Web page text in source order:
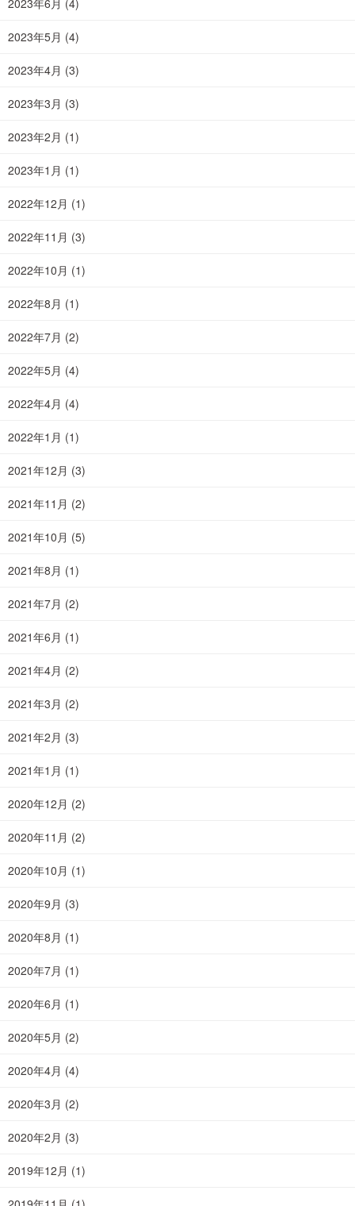
2023年6月 (4)
2023年5月 (4)
2023年4月 (3)
2023年3月 (3)
2023年2月 (1)
2023年1月 (1)
2022年12月 (1)
2022年11月 (3)
2022年10月 (1)
2022年8月 (1)
2022年7月 (2)
2022年5月 (4)
2022年4月 (4)
2022年1月 (1)
2021年12月 (3)
2021年11月 (2)
2021年10月 (5)
2021年8月 (1)
2021年7月 (2)
2021年6月 (1)
2021年4月 (2)
2021年3月 (2)
2021年2月 (3)
2021年1月 (1)
2020年12月 (2)
2020年11月 (2)
2020年10月 (1)
2020年9月 (3)
2020年8月 (1)
2020年7月 (1)
2020年6月 (1)
2020年5月 (2)
2020年4月 (4)
2020年3月 (2)
2020年2月 (3)
2019年12月 (1)